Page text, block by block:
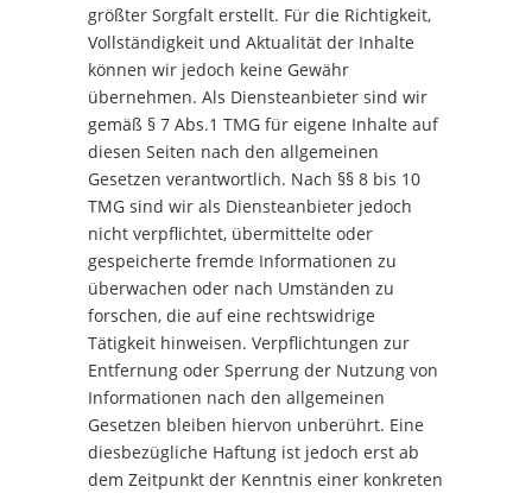
größter Sorgfalt erstellt. Für die Richtigkeit,
Vollständigkeit und Aktualität der Inhalte
können wir jedoch keine Gewähr
übernehmen. Als Diensteanbieter sind wir
gemäß § 7 Abs.1 TMG für eigene Inhalte auf
diesen Seiten nach den allgemeinen
Gesetzen verantwortlich. Nach §§ 8 bis 10
TMG sind wir als Diensteanbieter jedoch
nicht verpflichtet, übermittelte oder
gespeicherte fremde Informationen zu
überwachen oder nach Umständen zu
forschen, die auf eine rechtswidrige
Tätigkeit hinweisen. Verpflichtungen zur
Entfernung oder Sperrung der Nutzung von
Informationen nach den allgemeinen
Gesetzen bleiben hiervon unberührt. Eine
diesbezügliche Haftung ist jedoch erst ab
dem Zeitpunkt der Kenntnis einer konkreten